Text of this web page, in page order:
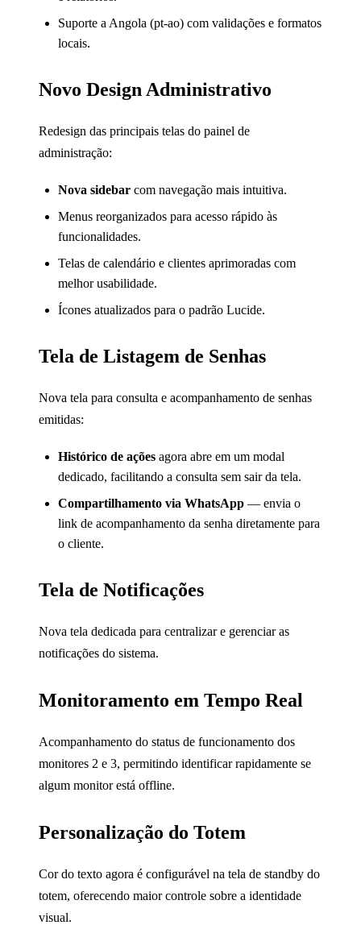
Suporte a Angola (pt-ao) com validações e formatos
locais.
Novo Design Administrativo
Redesign das principais telas do painel de
administração:
Nova sidebar com navegação mais intuitiva.
Menus reorganizados para acesso rápido às
funcionalidades.
Telas de calendário e clientes aprimoradas com
melhor usabilidade.
Ícones atualizados para o padrão Lucide.
Tela de Listagem de Senhas
Nova tela para consulta e acompanhamento de senhas
emitidas:
Histórico de ações agora abre em um modal
dedicado, facilitando a consulta sem sair da tela.
Compartilhamento via WhatsApp — envia o
link de acompanhamento da senha diretamente para
o cliente.
Tela de Notificações
Nova tela dedicada para centralizar e gerenciar as
notificações do sistema.
Monitoramento em Tempo Real
Acompanhamento do status de funcionamento dos
monitores 2 e 3, permitindo identificar rapidamente se
algum monitor está offline.
Personalização do Totem
Cor do texto agora é configurável na tela de standby do
totem, oferecendo maior controle sobre a identidade
visual.